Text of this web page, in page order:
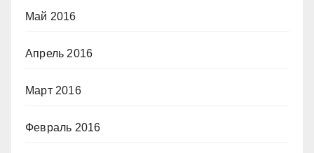
Май 2016
Апрель 2016
Март 2016
Февраль 2016